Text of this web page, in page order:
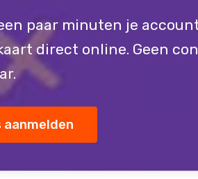
paar minuten je
direct online. Geen
aanmelden